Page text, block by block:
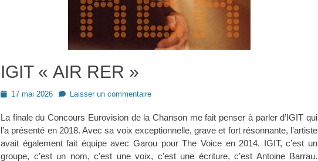
IGIT « AIR RER »
Posted17 mai 2026 Laisser un commentaire
La finale du Concours Eurovision de la Chanson me fait penser à parler d’IGIT qui
l’a présenté en 2018. Avec sa voix exceptionnelle, grave et fort résonnante, l’artiste
avait également fait équipe avec Garou pour The Voice en 2014. IGIT, c’est un
groupe, c’est un nom, c’est une voix, c’est une écriture, c’est Antoine Barrau.